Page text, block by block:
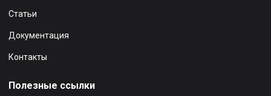
Статьи
Документация
Контакты
Полезные ссылки